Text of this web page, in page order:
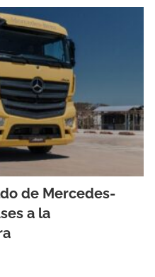
de Mercedes-
a la